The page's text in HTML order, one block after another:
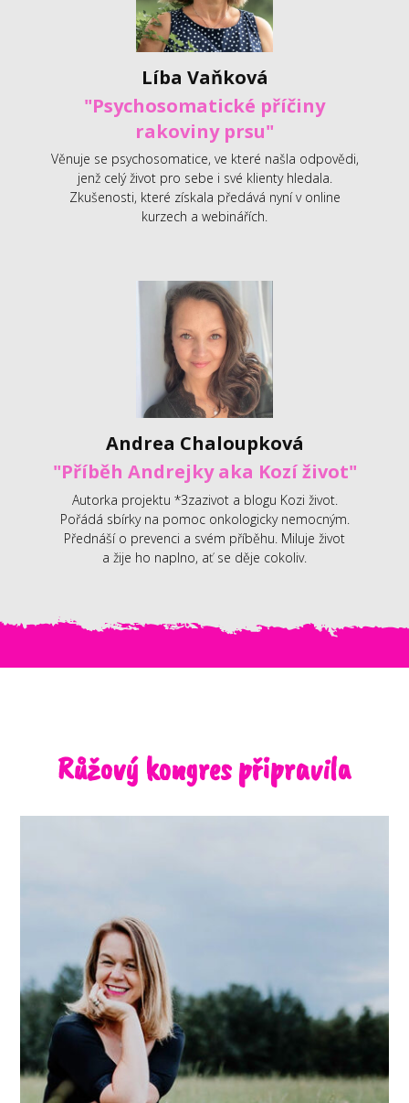
Líba Vaňková
"Psychosomatické příčiny
rakoviny prsu"
Věnuje se psychosomatice, ve které našla odpovědi,
jenž celý život pro sebe i své klienty hledala.
Zkušenosti, které získala předává nyní v online
kurzech a webinářích.
Andrea Chaloupková
"Příběh Andrejky aka Kozí život"
Autorka projektu *3zazivot a blogu Kozi život.
Pořádá sbírky na pomoc onkologicky nemocným.
Přednáší o prevenci a svém příběhu. Miluje život
a žije ho naplno, ať se děje cokoliv.
Růžový kongres připravila